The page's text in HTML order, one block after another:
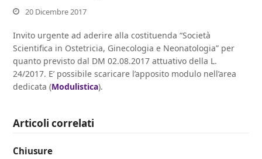
20 Dicembre 2017
Invito urgente ad aderire alla costituenda “Società
Scientifica in Ostetricia, Ginecologia e Neonatologia” per
quanto previsto dal DM 02.08.2017 attuativo della L.
24/2017. E’ possibile scaricare l’apposito modulo nell’area
dedicata (Modulistica).
Articoli correlati
Chiusure